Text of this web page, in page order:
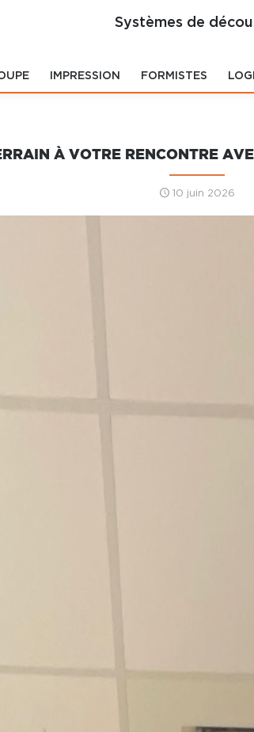
Systèmes de
IMPRESSION FORMISTES
À VOTRE RENCONTRE
10 juin 2026